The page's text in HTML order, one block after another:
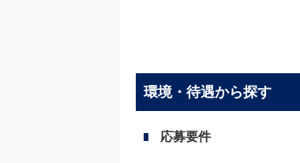
環境・待遇から探す
応募要件